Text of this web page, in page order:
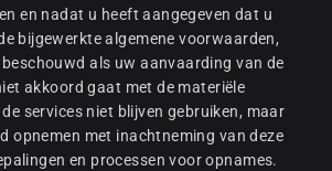
en nadat u heeft aangegeven dat u
bijgewerkte algemene voorwaarden,
als uw aanvaarding van de
akkoord gaat met de materiële
services niet blijven gebruiken, maar
opnemen met inachtneming van deze
en processen voor opnames.